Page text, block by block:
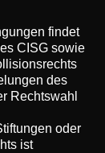
findet
CISG sowie
des
Rechtswahl
oder
ist